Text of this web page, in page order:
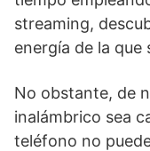
streaming,
energía de la que
No obstante, de
inalámbrico sea
teléfono no